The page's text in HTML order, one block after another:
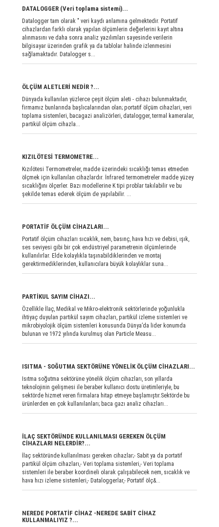
DATALOGGER (Veri toplama sistemi)...
Datalogger tam olarak " veri kaydı anlamına gelmektedir. Portatif
cihazlardan farklı olarak yapılan ölçümlerin değerlerini kayıt altına
alınmasını ve daha sonra analiz yazılımları sayesinde verilerin
bilgisayar üzerinden grafik ya da tablolar halinde izlenmesini
sağlamaktadır. Datalogger s...
ÖLÇÜM ALETLERİ NEDİR ?...
Dünyada kullanılan yüzlerce çeşit ölçüm aleti - cihazı bulunmaktadır,
firmamız bunlarında başlıcalarından olan; portati̇f ölçüm ci̇hazlari, veri̇
toplama si̇stemleri̇, bacagazi anali̇zörleri̇, datalogger, termal kameralar,
parti̇kül ölçüm ci̇hazla...
KIZILÖTESİ TERMOMETRE...
Kızılötesi Termometreler, madde üzerindeki sıcaklığı temas etmeden
ölçmek için kullanılan cihazlardır. İnfrared termometreler madde yüzey
sıcaklığını ölçerler. Bazı modellerine K tipi problar takılabilir ve bu
şekilde temas ederek ölçüm de yapılabilir. ...
PORTATİF ÖLÇÜM CİHAZLARI...
Portatif ölçüm cihazları sıcaklık, nem, basınç, hava hızı ve debisi, ışık,
ses seviyesi gibi bir çok endüstriyel parametrenin ölçümlerinde
kullanılırlar. Elde kolaylıkla taşınabildiklerinden ve montaj
gerektirmediklerinden, kullanıcılara büyük kolaylıklar suna...
PARTİKUL SAYIM CİHAZI...
Özellikle İlaç, Medikal ve Mikro-elektronik sektörlerinde yoğunlukla
ihtiyaç duyulan partikül sayım cihazları, partikül izleme sistemleri ve
mikrobiyolojik ölçüm sistemleri konusunda Dünya’da lider konumda
bulunan ve 1972 yılında kurulmuş olan Particle Measu...
ISITMA - SOĞUTMA SEKTÖRÜNE YÖNELİK ÖLÇÜM CİHAZLARI...
Isıtma soğutma sektörüne yönelik ölçüm cihazları, son yıllarda
teknolojinin gelişmesi ile beraber kullanıcı dostu üretimleriyle, bu
sektörde hizmet veren firmalara hitap etmeye başlamıştır.Sektörde bu
ürünlerden en çok kullanılanları; baca gazı analiz cihazları...
İLAÇ SEKTÖRÜNDE KULLANILMASI GEREKEN ÖLÇÜM
CİHAZLARI NELERDİR?...
İlaç sektöründe kullanılması gereken cihazlar;- Sabit ya da portatif
partikül ölçüm cihazları,- Veri toplama sistemleri,- Veri toplama
sistemleri ile beraber koordineli olarak çalışabilecek nem, sıcaklık ve
hava hızı izleme sistemleri,- Dataloggerlar,- Portatif ölç&...
NEREDE PORTATİF CİHAZ -NEREDE SABİT CİHAZ
KULLANMALIYIZ ?...